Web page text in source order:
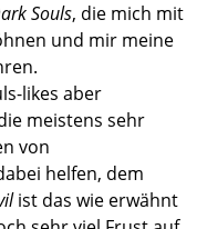
bewerten, aber
und dem nach
Steuerung
die fehlenden
zu sehr.
Fehler sogar von
verkauft
verarscht vor.